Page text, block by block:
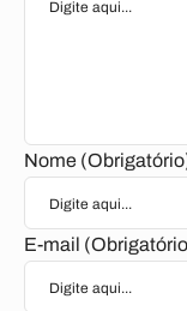
Nome
E-mail